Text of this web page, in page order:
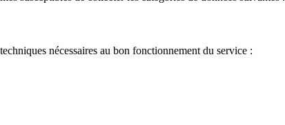
nécessaires au bon fonctionnement du service :